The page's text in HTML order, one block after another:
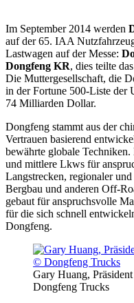
Im September 2014 werden
auf der 65. IAA
Lastwagen auf der Messe:
Dongfeng KR, dies teilte
Die Muttergesellschaft, die
in der Fortune 500-Liste der
74 Milliarden Dollar.
Dongfeng stammt aus der
Vertrauen basierend
bewährte globale
und mittlere Lkws für
Langstrecken, regionaler
Bergbau und anderen Off-
gebaut für anspruchsvolle
für die sich schnell
Dongfeng.
Gary Huang,
Dongfeng Trucks